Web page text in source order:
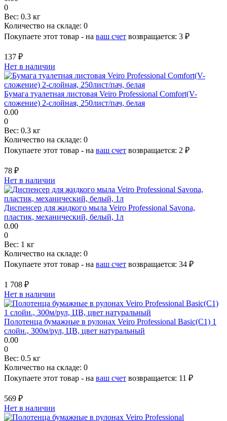
0
Вес: 0.3 кг
Количество на складе: 0
Покупаете этот товар - на ваш счет возвращается: 3 ₽
137 ₽
Нет в наличии
Бумага туалетная листовая Veiro Professional Comfort(V-
сложение) 2-слойная, 250лист/пач, белая
0.00
0
Вес: 0.3 кг
Количество на складе: 0
Покупаете этот товар - на ваш счет возвращается: 2 ₽
78 ₽
Нет в наличии
Диспенсер для жидкого мыла Veiro Professional Savona,
пластик, механический, белый, 1л
0.00
0
Вес: 1 кг
Количество на складе: 0
Покупаете этот товар - на ваш счет возвращается: 34 ₽
1 708 ₽
Нет в наличии
Полотенца бумажные в рулонах Veiro Professional Basic(С1) 1
слойн., 300м/рул, ЦВ, цвет натуральный
0.00
0
Вес: 0.5 кг
Количество на складе: 0
Покупаете этот товар - на ваш счет возвращается: 11 ₽
569 ₽
Нет в наличии